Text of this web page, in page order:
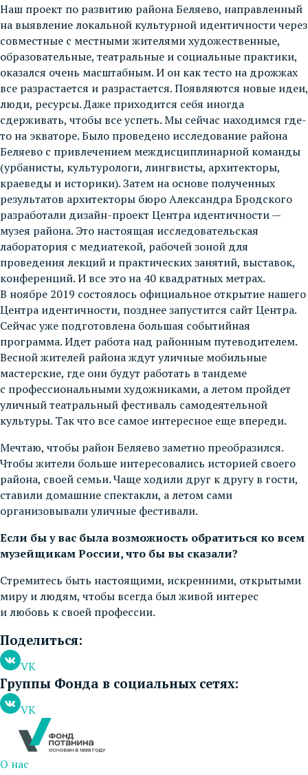
Наш проект по развитию района Беляево, направленный
на выявление локальной культурной идентичности через
совместные с местными жителями художественные,
образовательные, театральные и социальные практики,
оказался очень масштабным. И он как тесто на дрожжах
все разрастается и разрастается. Появляются новые идеи,
люди, ресурсы. Даже приходится себя иногда
сдерживать, чтобы все успеть. Мы сейчас находимся где-
то на экваторе. Было проведено исследование района
Беляево с привлечением междисциплинарной команды
(урбанисты, культурологи, лингвисты, архитекторы,
краеведы и историки). Затем на основе полученных
результатов архитекторы бюро Александра Бродского
разработали дизайн-проект Центра идентичности —
музея района. Это настоящая исследовательская
лаборатория с медиатекой, рабочей зоной для
проведения лекций и практических занятий, выставок,
конференций. И все это на 40 квадратных метрах.
В ноябре 2019 состоялось официальное открытие нашего
Центра идентичности, позднее запустится сайт Центра.
Сейчас уже подготовлена большая событийная
программа. Идет работа над районным путеводителем.
Весной жителей района ждут уличные мобильные
мастерские, где они будут работать в тандеме
с профессиональными художниками, а летом пройдет
уличный театральный фестиваль самодеятельной
культуры. Так что все самое интересное еще впереди.
Мечтаю, чтобы район Беляево заметно преобразился.
Чтобы жители больше интересовались историей своего
района, своей семьи. Чаще ходили друг к другу в гости,
ставили домашние спектакли, а летом сами
организовывали уличные фестивали.
Если бы у вас была возможность обратиться ко всем
музейщикам России, что бы вы сказали?
Стремитесь быть настоящими, искренними, открытыми
миру и людям, чтобы всегда был живой интерес
и любовь к своей профессии.
Поделиться:
VK
Группы Фонда в социальных сетях:
VK
О нас